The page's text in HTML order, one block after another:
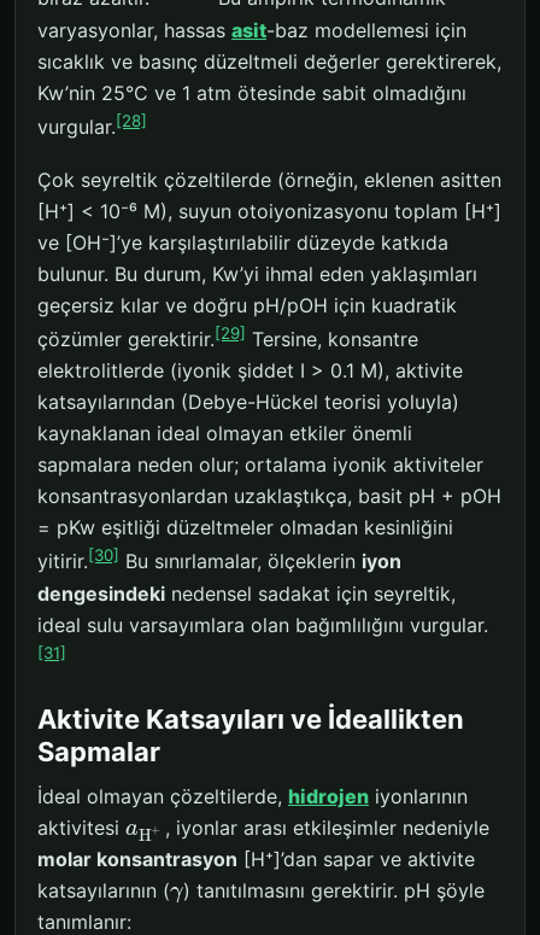
varyasyonlar, hassas asit-baz modellemesi için
sıcaklık ve basınç düzeltmeli değerler gerektirerek,
Kw’nin 25°C ve 1 atm ötesinde sabit olmadığını
vurgular.[28]
Çok seyreltik çözeltilerde (örneğin, eklenen asitten
[H⁺] < 10⁻⁶ M), suyun otoiyonizasyonu toplam [H⁺]
ve [OH⁻]’ye karşılaştırılabilir düzeyde katkıda
bulunur. Bu durum, Kw’yi ihmal eden yaklaşımları
geçersiz kılar ve doğru pH/pOH için kuadratik
çözümler gerektirir.[29] Tersine, konsantre
elektrolitlerde (iyonik şiddet I > 0.1 M), aktivite
katsayılarından (Debye-Hückel teorisi yoluyla)
kaynaklanan ideal olmayan etkiler önemli
sapmalara neden olur; ortalama iyonik aktiviteler
konsantrasyonlardan uzaklaştıkça, basit pH + pOH
= pKw eşitliği düzeltmeler olmadan kesinliğini
yitirir.[30] Bu sınırlamalar, ölçeklerin iyon
dengesindeki nedensel sadakat için seyreltik,
ideal sulu varsayımlara olan bağımlılığını vurgular.
[31]
Aktivite Katsayıları ve İdeallikten
Sapmalar
İdeal olmayan çözeltilerde, hidrojen iyonlarının
aktivitesi aH+ , iyonlar arası etkileşimler nedeniyle
molar konsantrasyon [H⁺]’dan sapar ve aktivite
katsayılarının (γ) tanıtılmasını gerektirir. pH şöyle
tanımlanır: